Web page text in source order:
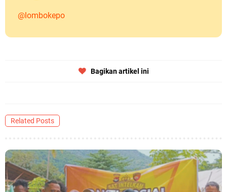
@lombokepo
Bagikan artikel ini
Related Posts